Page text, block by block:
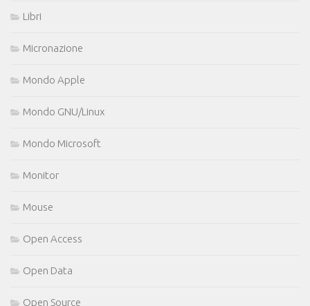
Libri
Micronazione
Mondo Apple
Mondo GNU/Linux
Mondo Microsoft
Monitor
Mouse
Open Access
Open Data
Open Source